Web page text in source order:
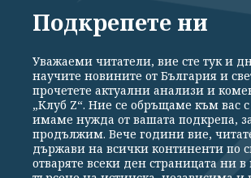
СПОРТ КУЛТУРА ТЕХНОЛОГИИ
Общи условия
Политика за
Реклама
Партньори Контакти
Подкрепете ни
Уважаеми читатели, вие сте тук и
научите новините от България и
прочетете актуални анализи и
„Клуб Z“. Ние се обръщаме към вас
имаме нужда от вашата подкрепа,
продължим. Вече години вие,
държави на всички континенти по
отваряте всеки ден страницата ни в